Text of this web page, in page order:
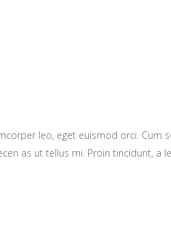
leo, eget euismod orci.
as ut tellus mi. Proin tincidunt,